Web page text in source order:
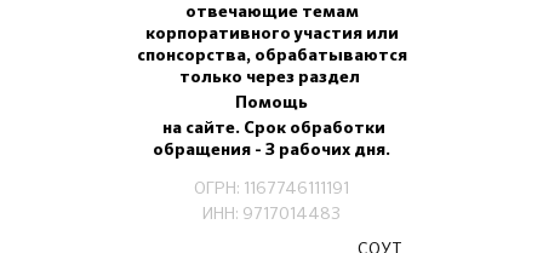
отвечающие темам
корпоративного участия или
спонсорства, обрабатываются
только через раздел
Помощь
на сайте. Срок обработки
обращения - 3 рабочих дня.
ОГРН: 1167746111191
ИНН: 9717014483
СОУТ